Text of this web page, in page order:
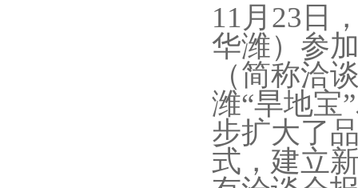
11月23日
华潍）参
（简称洽
潍“旱地宝
步扩大了
式，建立